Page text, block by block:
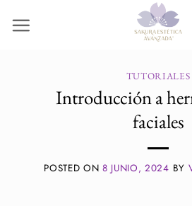
TUTORIALES
Introducción a
faciales
POSTED ON8 JUNIO, 2024 BY